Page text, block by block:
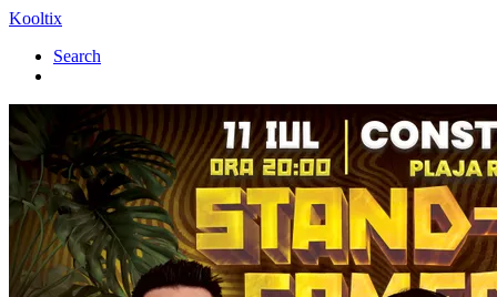
Kooltix
Search